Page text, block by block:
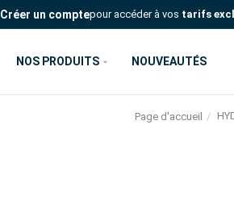
Créer un comptepour accéder à vos tarifs
NOS PRODUITS NOUVEAUTÉS
Page d'accueil